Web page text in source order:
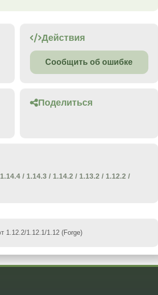
Действия
Сообщить об ошибке
Поделиться
1.14.4 / 1.14.3 / 1.14.2 / 1.13.2 / 1.12.2 /
1.12.2/1.12.1/1.12 (Forge)